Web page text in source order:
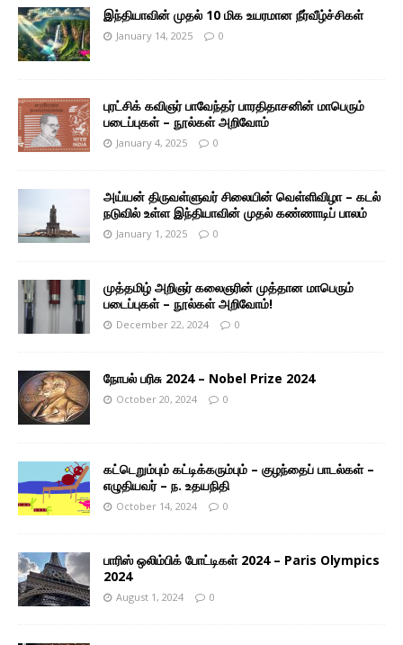
இந்தியாவின் முதல் 10 மிக உயரமான நீர்வீழ்ச்சிகள்
January 14, 2025 0
புரட்சிக் கவிஞர் பாவேந்தர் பாரதிதாசனின் மாபெரும்
படைப்புகள் – நூல்கள் அறிவோம்
January 4, 2025 0
அய்யன் திருவள்ளுவர் சிலையின் வெள்ளிவிழா – கடல்
நடுவில் உள்ள இந்தியாவின் முதல் கண்ணாடிப் பாலம்
January 1, 2025 0
முத்தமிழ் அறிஞர் கலைஞரின் முத்தான மாபெரும்
படைப்புகள் – நூல்கள் அறிவோம்!
December 22, 2024 0
நோபல் பரிசு 2024 – Nobel Prize 2024
October 20, 2024 0
கட்டெறும்பும் கட்டிக்கரும்பும் – குழந்தைப் பாடல்கள் –
எழுதியவர் – ந. உதயநிதி
October 14, 2024 0
பாரிஸ் ஒலிம்பிக் போட்டிகள் 2024 – Paris Olympics
2024
August 1, 2024 0